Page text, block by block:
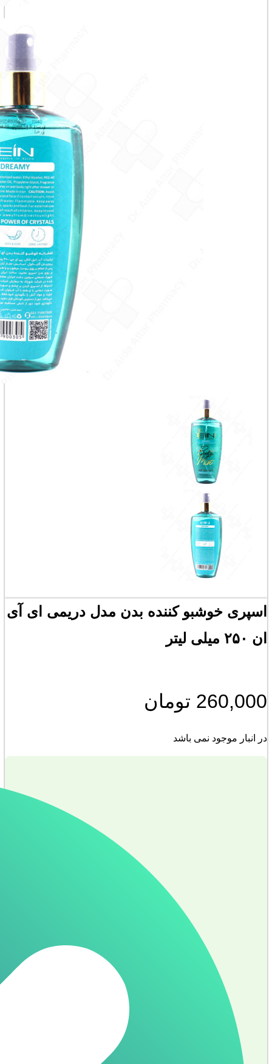
اسپری خوشبو کننده بدن مدل دریمی ای آی
ان ۲۵۰ میلی لیتر
260,000 تومان
در انبار موجود نمی باشد